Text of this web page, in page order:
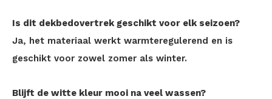
Is dit dekbedovertrek geschikt voor elk seizoen?
Ja, het materiaal werkt warmteregulerend en is
geschikt voor zowel zomer als winter.
Blijft de witte kleur mooi na veel wassen?